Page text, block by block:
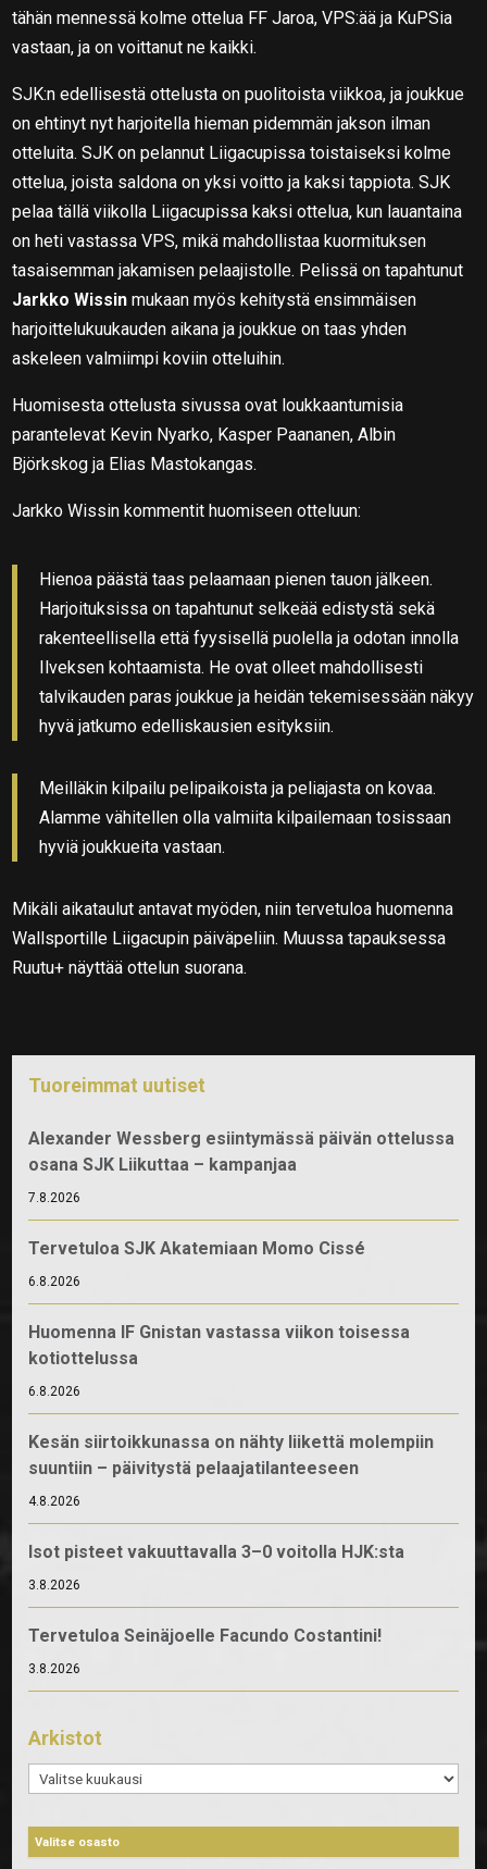
tähän mennessä kolme ottelua FF Jaroa, VPS:ää ja KuPSia
vastaan, ja on voittanut ne kaikki.
SJK:n edellisestä ottelusta on puolitoista viikkoa, ja joukkue
on ehtinyt nyt harjoitella hieman pidemmän jakson ilman
otteluita. SJK on pelannut Liigacupissa toistaiseksi kolme
ottelua, joista saldona on yksi voitto ja kaksi tappiota. SJK
pelaa tällä viikolla Liigacupissa kaksi ottelua, kun lauantaina
on heti vastassa VPS, mikä mahdollistaa kuormituksen
tasaisemman jakamisen pelaajistolle. Pelissä on tapahtunut
Jarkko Wissin mukaan myös kehitystä ensimmäisen
harjoittelukuukauden aikana ja joukkue on taas yhden
askeleen valmiimpi koviin otteluihin.
Huomisesta ottelusta sivussa ovat loukkaantumisia
parantelevat Kevin Nyarko, Kasper Paananen, Albin
Björkskog ja Elias Mastokangas.
Jarkko Wissin kommentit huomiseen otteluun:
Hienoa päästä taas pelaamaan pienen tauon jälkeen.
Harjoituksissa on tapahtunut selkeää edistystä sekä
rakenteellisella että fyysisellä puolella ja odotan innolla
Ilveksen kohtaamista. He ovat olleet mahdollisesti
talvikauden paras joukkue ja heidän tekemisessään näkyy
hyvä jatkumo edelliskausien esityksiin.
Meilläkin kilpailu pelipaikoista ja peliajasta on kovaa.
Alamme vähitellen olla valmiita kilpailemaan tosissaan
hyviä joukkueita vastaan.
Mikäli aikataulut antavat myöden, niin tervetuloa huomenna
Wallsportille Liigacupin päiväpeliin. Muussa tapauksessa
Ruutu+ näyttää ottelun suorana.
Tuoreimmat uutiset
Alexander Wessberg esiintymässä päivän ottelussa
osana SJK Liikuttaa – kampanjaa
7.8.2026
Tervetuloa SJK Akatemiaan Momo Cissé
6.8.2026
Huomenna IF Gnistan vastassa viikon toisessa
kotiottelussa
6.8.2026
Kesän siirtoikkunassa on nähty liikettä molempiin
suuntiin – päivitystä pelaajatilanteeseen
4.8.2026
Isot pisteet vakuuttavalla 3–0 voitolla HJK:sta
3.8.2026
Tervetuloa Seinäjoelle Facundo Costantini!
3.8.2026
Arkistot
Arkistot